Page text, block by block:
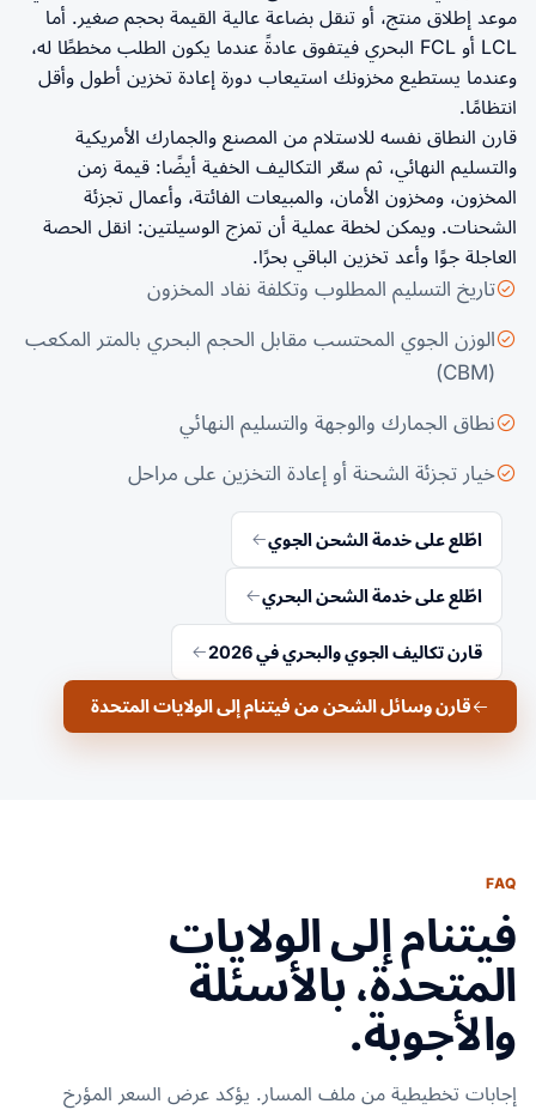
موعد إطلاق منتج، أو تنقل بضاعة عالية القيمة بحجم صغير. أما
LCL أو FCL البحري فيتفوق عادةً عندما يكون الطلب مخططًا له،
وعندما يستطيع مخزونك استيعاب دورة إعادة تخزين أطول وأقل
انتظامًا.
قارن النطاق نفسه للاستلام من المصنع والجمارك الأمريكية
والتسليم النهائي، ثم سعّر التكاليف الخفية أيضًا: قيمة زمن
المخزون، ومخزون الأمان، والمبيعات الفائتة، وأعمال تجزئة
الشحنات. ويمكن لخطة عملية أن تمزج الوسيلتين: انقل الحصة
العاجلة جوًا وأعد تخزين الباقي بحرًا.
تاريخ التسليم المطلوب وتكلفة نفاد المخزون
الوزن الجوي المحتسب مقابل الحجم البحري بالمتر المكعب
(CBM)
نطاق الجمارك والوجهة والتسليم النهائي
خيار تجزئة الشحنة أو إعادة التخزين على مراحل
اطّلع على خدمة الشحن الجوي
اطّلع على خدمة الشحن البحري
قارن تكاليف الجوي والبحري في 2026
قارن وسائل الشحن من فيتنام إلى الولايات المتحدة
FAQ
فيتنام إلى الولايات
المتحدة، بالأسئلة
والأجوبة.
إجابات تخطيطية من ملف المسار. يؤكد عرض السعر المؤرخ